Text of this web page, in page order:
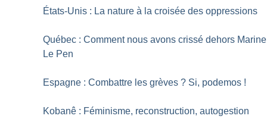
États-Unis : La nature à la croisée des oppressions
Québec : Comment nous avons crissé dehors Marine
Le Pen
Espagne : Combattre les grèves ? Si, podemos !
Kobanê : Féminisme, reconstruction, autogestion